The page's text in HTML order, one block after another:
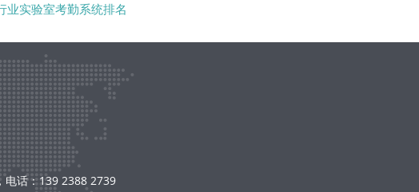
业实验室考勤系统排名
电话：139 2388 2739